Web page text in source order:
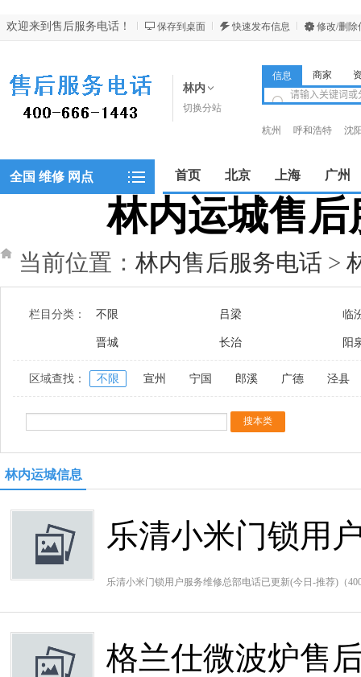
欢迎来到售后服务电话！ 保存到桌面 快速发布信息 修改/删除
林内
切换分站
信息 商家
杭州 呼和浩特
沈
全国 维修 网点 首页 北京 上海 广州
郑州
林内运城售后
当前位置： 林内售后服务电话 >
栏目分类： 不限 吕梁 临
晋城 长治 阳
区域查找： 不限 宣州 宁国 郎溪 广德 泾县
林内运城信息
乐清小米门锁用
乐清小米门锁用户服务维修总部电话已更新(今日-推荐)（
格兰仕微波炉售